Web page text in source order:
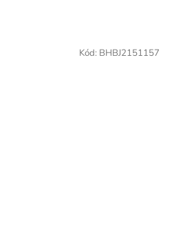
Kód: BHBJ2151157